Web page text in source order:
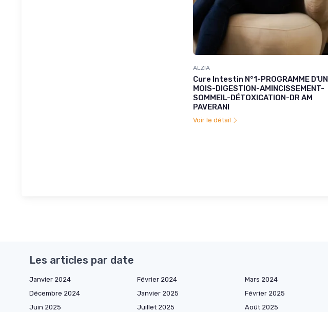
ALZIA
Cure Intestin N°1-PROGRAMME D'UN
MOIS-DIGESTION-AMINCISSEMENT-
SOMMEIL-DÉTOXICATION-DR AM
PAVERANI
Voir le détail
Les articles par date
Janvier 2024 Février 2024 Mars 2024
Décembre 2024
Janvier 2025 Février 2025
Juin 2025
Juillet 2025 Août 2025